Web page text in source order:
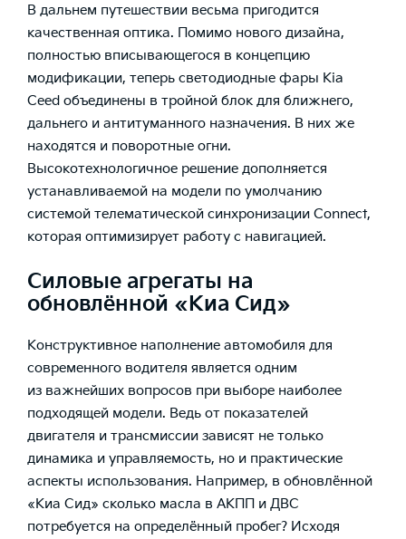
В дальнем путешествии весьма пригодится
качественная оптика. Помимо нового дизайна,
полностью вписывающегося в концепцию
модификации, теперь светодиодные фары Kia
Ceed объединены в тройной блок для ближнего,
дальнего и антитуманного назначения. В них же
находятся и поворотные огни.
Высокотехнологичное решение дополняется
устанавливаемой на модели по умолчанию
системой телематической синхронизации Connect,
которая оптимизирует работу с навигацией.
Силовые агрегаты на
обновлённой «Киа Сид»
Конструктивное наполнение автомобиля для
современного водителя является одним
из важнейших вопросов при выборе наиболее
подходящей модели. Ведь от показателей
двигателя и трансмиссии зависят не только
динамика и управляемость, но и практические
аспекты использования. Например, в обновлённой
«Киа Сид» сколько масла в АКПП и ДВС
потребуется на определённый пробег? Исходя